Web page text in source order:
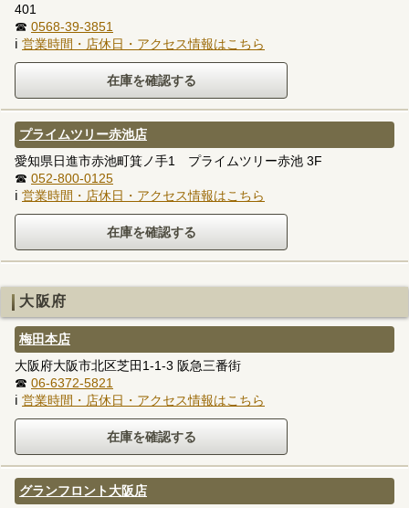
401
☎ 0568-39-3851
ℹ 営業時間・店休日・アクセス情報はこちら
プライムツリー赤池店
愛知県日進市赤池町箕ノ手1 プライムツリー赤池 3F
☎ 052-800-0125
ℹ 営業時間・店休日・アクセス情報はこちら
大阪府
梅田本店
大阪府大阪市北区芝田1-1-3 阪急三番街
☎ 06-6372-5821
ℹ 営業時間・店休日・アクセス情報はこちら
グランフロント大阪店